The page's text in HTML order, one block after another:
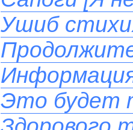
Ушиб
Это будет